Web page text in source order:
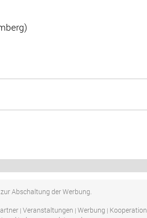
Abschaltung der Werbung.
| Veranstaltungen | Werbung | Kooperation